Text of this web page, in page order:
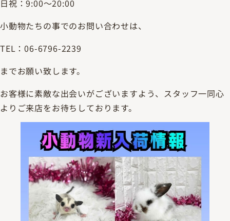
日祝：9:00～20:00
小動物たちの事でのお問い合わせは、
TEL：06-6796-2239
までお願い致します。
お客様に素敵な出会いがございますよう、スタッフ一同心
よりご来店をお待ちしております。